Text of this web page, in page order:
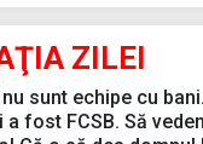
ZILEI
sunt echipe cu bani.
a fost FCSB. Să